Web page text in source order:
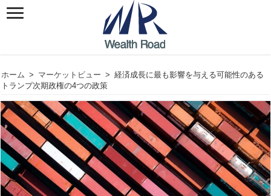
ホーム > マーケットビュー > 経済成長に最も影響を与える可能性のある
トランプ次期政権の4つの政策